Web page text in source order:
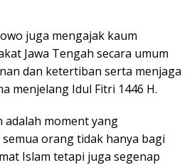
juga mengajak kaum
Jawa Tengah secara umum
dan ketertiban serta menjaga
menjelang Idul Fitri 1446 H.
adalah moment yang
orang tidak hanya bagi
Islam tetapi juga segenap